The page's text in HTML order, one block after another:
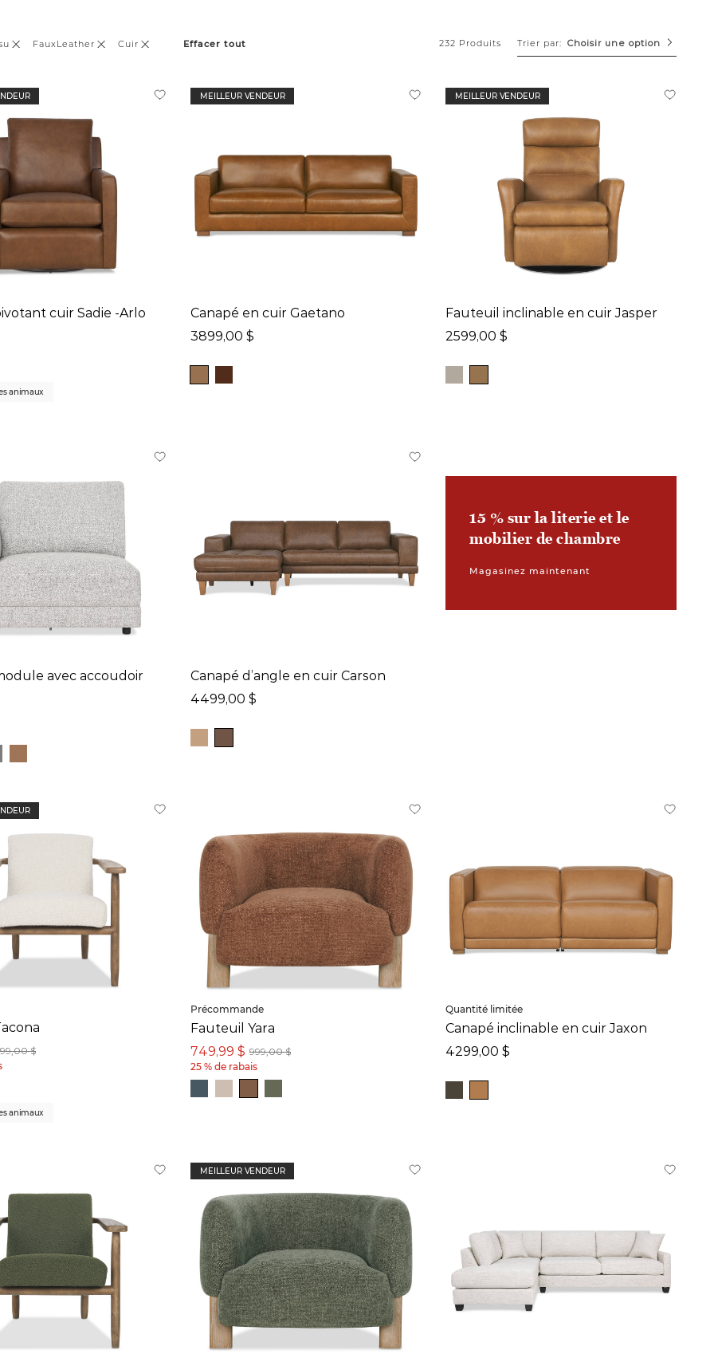
FauxLeather Cuir Effacer tout 232 Produits Choisir une option
Trier par:
cuir Sadie -Arlo
animaux
MEILLEUR VENDEUR
Canapé en cuir Gaetano
3899,00 $
MEILLEUR VENDEUR
Fauteuil inclinable en cuir Jasper
2599,00 $
avec accoudoir
Canapé d’angle en cuir Carson
4499,00 $
15 % sur la literie et le
mobilier de chambre
Magasinez maintenant
$
animaux
Précommande
Fauteuil Yara
999,00 $
749,99 $
25 % de rabais
Quantité limitée
Canapé inclinable en cuir Jaxon
4299,00 $
MEILLEUR VENDEUR